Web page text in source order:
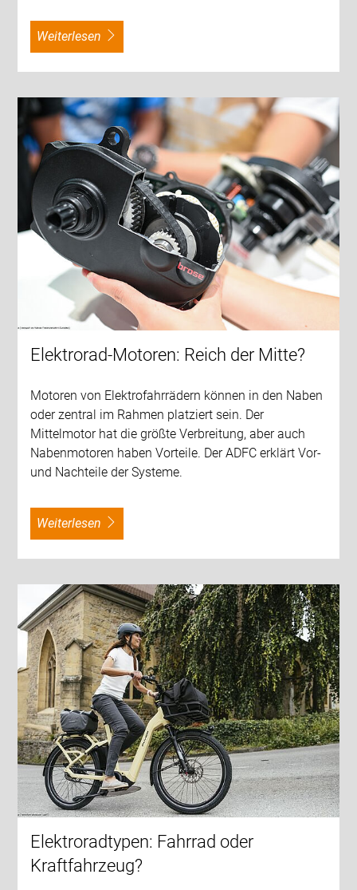
weiterlesen
Elektrorad-Motoren: Reich der Mitte?
Motoren von Elektrofahrrädern können in den Naben
oder zentral im Rahmen platziert sein. Der
Mittelmotor hat die größte Verbreitung, aber auch
Nabenmotoren haben Vorteile. Der ADFC erklärt Vor-
und Nachteile der Systeme.
weiterlesen
Elektroradtypen: Fahrrad oder
Kraftfahrzeug?